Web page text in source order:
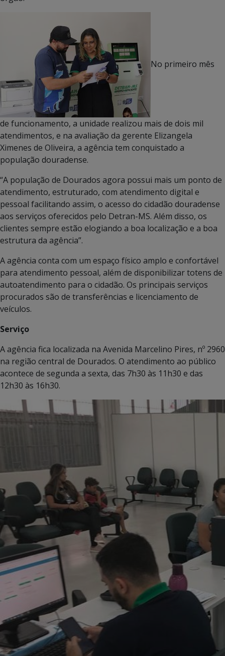
No primeiro mês
de funcionamento, a unidade realizou mais de dois mil
atendimentos, e na avaliação da gerente Elizangela
Ximenes de Oliveira, a agência tem conquistado a
população douradense.
“A população de Dourados agora possui mais um ponto de
atendimento, estruturado, com atendimento digital e
pessoal facilitando assim, o acesso do cidadão douradense
aos serviços oferecidos pelo Detran-MS. Além disso, os
clientes sempre estão elogiando a boa localização e a boa
estrutura da agência”.
A agência conta com um espaço físico amplo e confortável
para atendimento pessoal, além de disponibilizar totens de
autoatendimento para o cidadão. Os principais serviços
procurados são de transferências e licenciamento de
veículos.
Serviço
A agência fica localizada na Avenida Marcelino Pires, nº 2960
na região central de Dourados. O atendimento ao público
acontece de segunda a sexta, das 7h30 às 11h30 e das
12h30 às 16h30.